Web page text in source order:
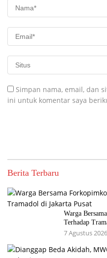
Simpan nama, email, dan
ini untuk komentar saya
Berita Terbaru
Warga
Terhadap
7 Agustus 2026